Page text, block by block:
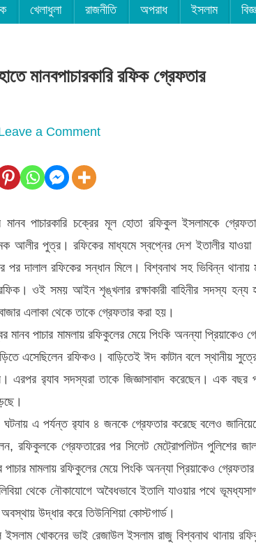
খেলাধুলা রাজনীতি অপরাধ ইসলাম
মানবপাচারকারি রফিক গ্রেফতার
a Commenton
মানবপাচারকারি
রফিক
গ্রেফতার
মানব পাচারকারি চক্রের মূল হোতা রফিকুল ইসলামকে
আলীর পুত্র। রফিকের মাধ্যমে স্বপ্নের দেশ ইতালীর যাওয়া
দালাল রফিকের সন্ধান মিলে। বিশ্বনাথ সহ ভিবিন্ন থানায়
ওই সময় আইন শৃঙ্খলার রক্ষাকারী বাহিনীর সদস্য
এলাকা থেকে তাকে গ্রেফতার করা হয়।
মানব পাচার মামলায় রফিকুলের মেয়ে পিংকি অনন্যা
এসেছিলেন রফিকও। বাড়িতেই ঈদ কাটান বলে স্থানীয়
এরপর র‌্যাব সদস্যরা তাকে জিজ্ঞাসাবাদ করেছেন। এক
এ পর্যন্ত র‌্যাব ৪ জনকে গ্রেফতার করেছে বলেও
রফিকুলকে গ্রেফতারের পর সিলেট মেট্রোপলিটন পুলিশের
মামলায় রফিকুলের মেয়ে পিংকি অনন্যা প্রিয়াকেও
থেকে নৌকাযোগে অবৈধভাবে ইতালি যাওয়ার পথে
উদ্ধার করে তিউনিশিয়া কোস্টগার্ড।
ইসলাম খোকনের ভাই রেজাউল ইসলাম রাজু বিশ্বনাথ থানায়